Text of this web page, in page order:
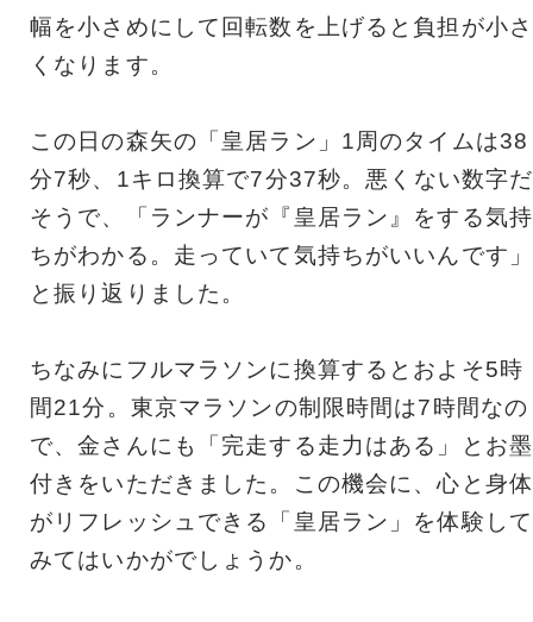
幅を小さめにして回転数を上げると負担が小さ
くなります。
この日の森矢の「皇居ラン」1周のタイムは38
分7秒、1キロ換算で7分37秒。悪くない数字だ
そうで、「ランナーが『皇居ラン』をする気持
ちがわかる。走っていて気持ちがいいんです」
と振り返りました。
ちなみにフルマラソンに換算するとおよそ5時
間21分。東京マラソンの制限時間は7時間なの
で、金さんにも「完走する走力はある」とお墨
付きをいただきました。この機会に、心と身体
がリフレッシュできる「皇居ラン」を体験して
みてはいかがでしょうか。